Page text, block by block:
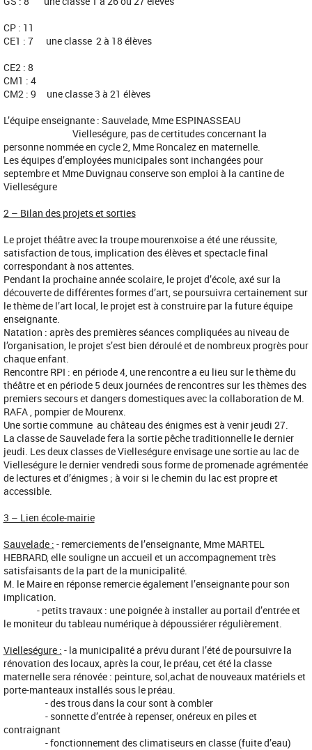
CP : 11
CE1 : 7 une classe 2 à 18 élèves
CE2 : 8
CM1 : 4
CM2 : 9 une classe 3 à 21 élèves
L’équipe enseignante : Sauvelade, Mme ESPINASSEAU
Vielleségure, pas de certitudes concernant la
personne nommée en cycle 2, Mme Roncalez en maternelle.
Les équipes d’employées municipales sont inchangées pour
septembre et Mme Duvignau conserve son emploi à la cantine de
Vielleségure
2 – Bilan des projets et sorties
Le projet théâtre avec la troupe mourenxoise a été une réussite,
satisfaction de tous, implication des élèves et spectacle final
correspondant à nos attentes.
Pendant la prochaine année scolaire, le projet d’école, axé sur la
découverte de différentes formes d’art, se poursuivra certainement sur
le thème de l’art local, le projet est à construire par la future équipe
enseignante.
Natation : après des premières séances compliquées au niveau de
l’organisation, le projet s’est bien déroulé et de nombreux progrès pour
chaque enfant.
Rencontre RPI : en période 4, une rencontre a eu lieu sur le thème du
théâtre et en période 5 deux journées de rencontres sur les thèmes des
premiers secours et dangers domestiques avec la collaboration de M.
RAFA , pompier de Mourenx.
Une sortie commune au château des énigmes est à venir jeudi 27.
La classe de Sauvelade fera la sortie pêche traditionnelle le dernier
jeudi. Les deux classes de Vielleségure envisage une sortie au lac de
Vielleségure le dernier vendredi sous forme de promenade agrémentée
de lectures et d’énigmes ; à voir si le chemin du lac est propre et
accessible.
3 – Lien école-mairie
Sauvelade : - remerciements de l’enseignante, Mme MARTEL
HEBRARD, elle souligne un accueil et un accompagnement très
satisfaisants de la part de la municipalité.
M. le Maire en réponse remercie également l’enseignante pour son
implication.
- petits travaux : une poignée à installer au portail d’entrée et
le moniteur du tableau numérique à dépoussiérer régulièrement.
Vielleségure : - la municipalité a prévu durant l’été de poursuivre la
rénovation des locaux, après la cour, le préau, cet été la classe
maternelle sera rénovée : peinture, sol,achat de nouveaux matériels et
porte-manteaux installés sous le préau.
- des trous dans la cour sont à combler
- sonnette d’entrée à repenser, onéreux en piles et
contraignant
- fonctionnement des climatiseurs en classe (fuite d’eau)